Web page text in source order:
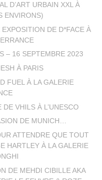
D’ART URBAIN XXL À
ENVIRONS)
DE D*FACE À
– 16 SEPTEMBRE 2023
À PARIS
FUEL À LA GALERIE
VHILS À L’UNESCO
DE MUNICH…
ATTENDRE QUE TOUT
HARTLEY À LA GALERIE
DE MEHDI CIBILLE AKA